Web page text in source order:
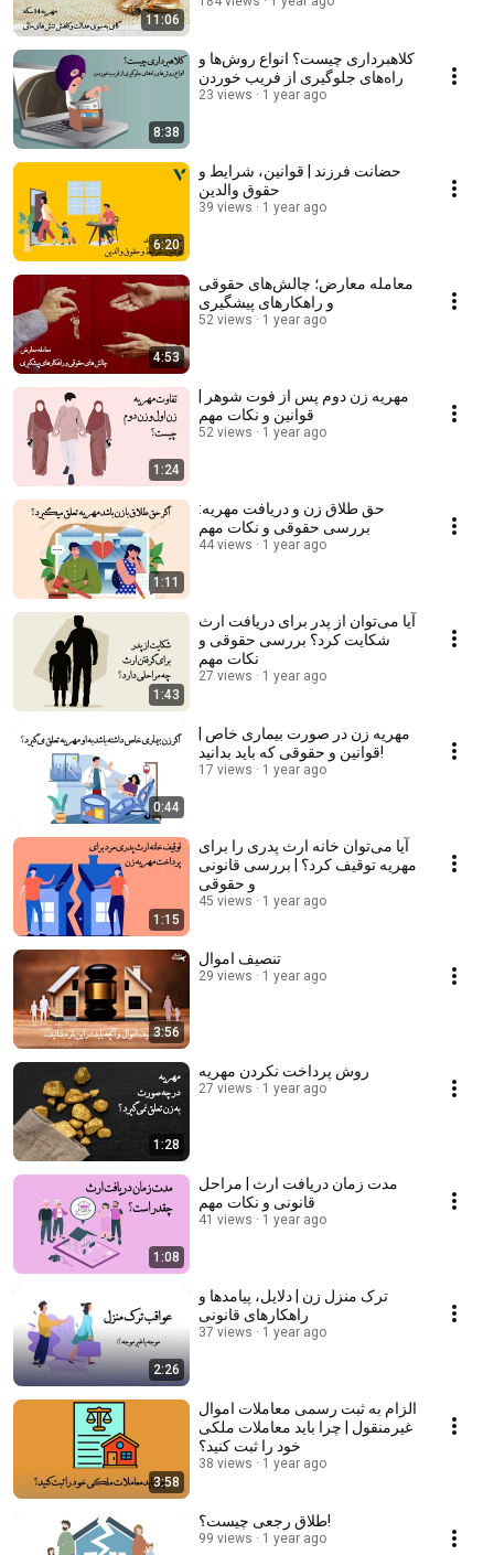
11:06
8:38
کلاهبرداری چیست؟ انواع روش‌ها و
راه‌های جلوگیری از فریب خوردن
23 views 1 year ago
6:20
حضانت فرزند | قوانین، شرایط و
حقوق والدین
39 views 1 year ago
4:53
معامله معارض؛ چالش‌های حقوقی
و راهکارهای پیشگیری
52 views 1 year ago
1:24
مهریه زن دوم پس از فوت شوهر |
قوانین و نکات مهم
52 views 1 year ago
1:11
حق طلاق زن و دریافت مهریه:
بررسی حقوقی و نکات مهم
44 views 1 year ago
1:43
آیا می‌توان از پدر برای دریافت ارث
شکایت کرد؟ بررسی حقوقی و
نکات مهم
27 views 1 year ago
0:44
مهریه زن در صورت بیماری خاص |
قوانین و حقوقی که باید بدانید!
17 views 1 year ago
1:15
آیا می‌توان خانه ارث پدری را برای
مهریه توقیف کرد؟ | بررسی قانونی
و حقوقی
45 views 1 year ago
3:56
تنصیف اموال
29 views 1 year ago
1:28
روش پرداخت نکردن مهریه
27 views 1 year ago
1:08
مدت زمان دریافت ارث | مراحل
قانونی و نکات مهم
41 views 1 year ago
2:26
ترک منزل زن | دلایل، پیامدها و
راهکارهای قانونی
37 views 1 year ago
3:58
الزام به ثبت رسمی معاملات اموال
غیرمنقول | چرا باید معاملات ملکی
خود را ثبت کنید؟
38 views 1 year ago
طلاق رجعی چیست؟!
99 views 1 year ago